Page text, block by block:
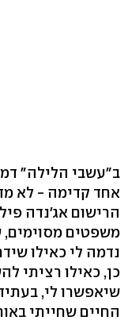
ב"עשבי הלילה"
אחד קדימה - לא
הרישום אג'נדה
משפטים מסוימים,
נדמה לי כאילו
כן, כאילו רציתי
שיאפשרו לי,
החיים שחייתי